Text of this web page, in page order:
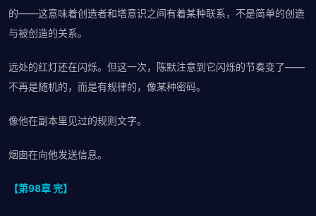
的——这意味着创造者和塔意识之间有着某种联系，不是简单的创造
与被创造的关系。
远处的红灯还在闪烁。但这一次，陈默注意到它闪烁的节奏变了——
不再是随机的，而是有规律的，像某种密码。
像他在副本里见过的规则文字。
烟囱在向他发送信息。
【第98章 完】